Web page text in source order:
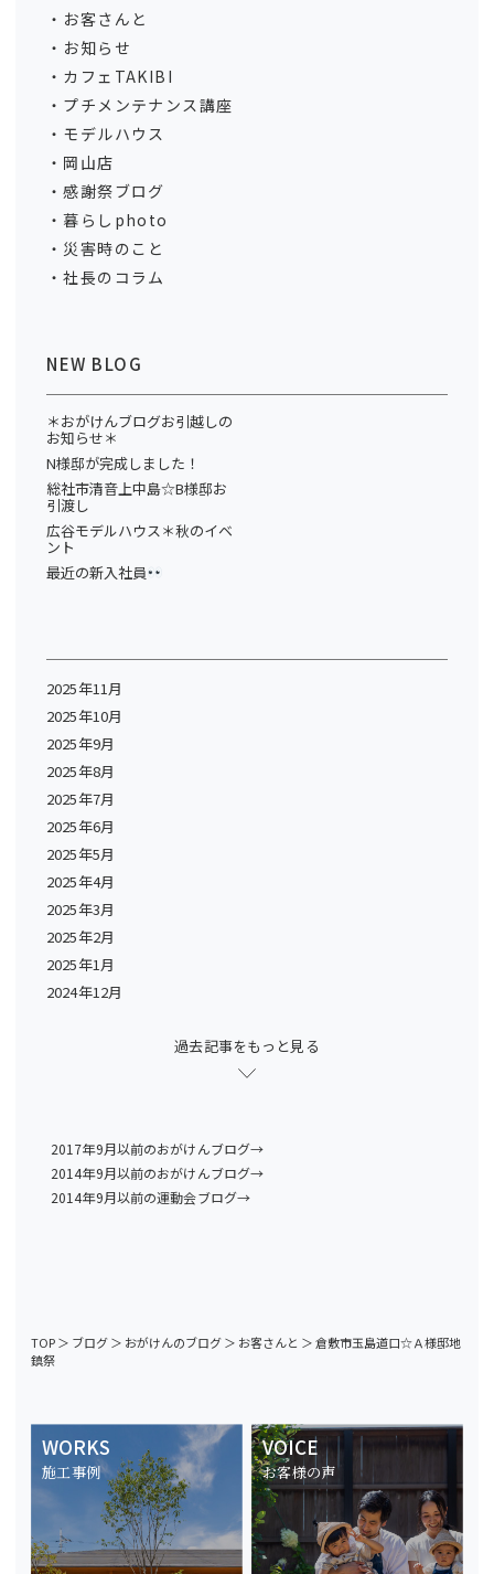
お客さんと
お知らせ
カフェTAKIBI
プチメンテナンス講座
モデルハウス
岡山店
感謝祭ブログ
暮らしphoto
災害時のこと
社長のコラム
NEW BLOG
＊おがけんブログお引越しの
お知らせ＊
N様邸が完成しました！
総社市清音上中島☆B様邸お
引渡し
広谷モデルハウス＊秋のイベ
ント
最近の新入社員
2025年11月
2025年10月
2025年9月
2025年8月
2025年7月
2025年6月
2025年5月
2025年4月
2025年3月
2025年2月
2025年1月
2024年12月
過去記事をもっと見る
2017年9月以前のおがけんブログ→
2014年9月以前のおがけんブログ→
2014年9月以前の運動会ブログ→
TOP＞ ブログ＞ おがけんのブログ＞ お客さんと ＞倉敷市玉島道口☆Ａ様邸地
鎮祭
WORKS
施工事例
VOICE
お客様の声